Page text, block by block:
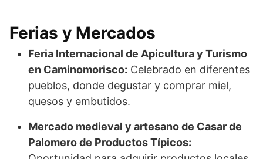
Ferias y Mercados
Feria Internacional de Apicultura y Turismo
en Caminomorisco: Celebrado en diferentes
pueblos, donde degustar y comprar miel,
quesos y embutidos.
Mercado medieval y artesano de Casar de
Palomero de Productos Típicos: